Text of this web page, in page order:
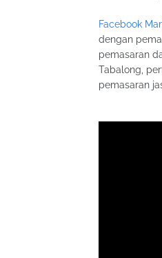
Facebook
dengan
pemasaran
Tabalong,
pemasaran